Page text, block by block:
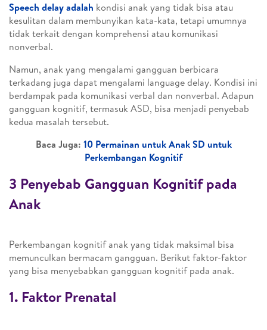
Speech delay adalah kondisi anak yang tidak bisa atau
kesulitan dalam membunyikan kata-kata, tetapi umumnya
tidak terkait dengan komprehensi atau komunikasi
nonverbal.
Namun, anak yang mengalami gangguan berbicara
terkadang juga dapat mengalami language delay. Kondisi ini
berdampak pada komunikasi verbal dan nonverbal. Adapun
gangguan kognitif, termasuk ASD, bisa menjadi penyebab
kedua masalah tersebut.
Baca Juga: 10 Permainan untuk Anak SD untuk
Perkembangan Kognitif
3 Penyebab Gangguan Kognitif pada
Anak
Perkembangan kognitif anak yang tidak maksimal bisa
memunculkan bermacam gangguan. Berikut faktor-faktor
yang bisa menyebabkan gangguan kognitif pada anak.
1. Faktor Prenatal